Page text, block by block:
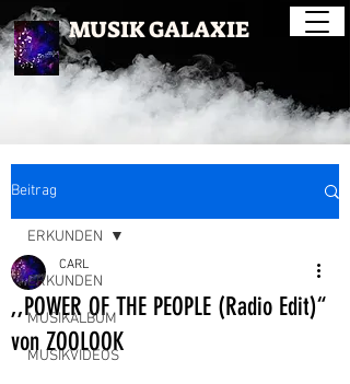
MUSIK GALAXIE
Beitrag
ERKUNDEN
MUSIKALBUM
MUSIKVIDEOS
ERKUNDEN
,,POWER OF THE PEOPLE (Radio Edit)“
von ZOOLOOK
CARL